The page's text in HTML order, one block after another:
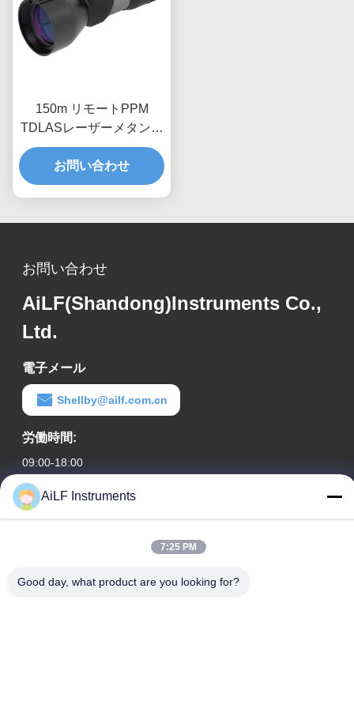
150m リモートPPM
TDLASレーザーメタン漏
れ検出装置
お問い合わせ
お問い合わせ
AiLF(Shandong)Instruments Co.,
Ltd.
電子メール
Shellby@ailf.com.cn
労働時間:
09:00-18:00
住所
中国北京市西城区辽宁饭店办公楼603室
工場の住所
AiLF Instruments
7:25 PM
Good day, what product are you looking for?